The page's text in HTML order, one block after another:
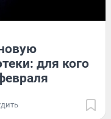
для кого